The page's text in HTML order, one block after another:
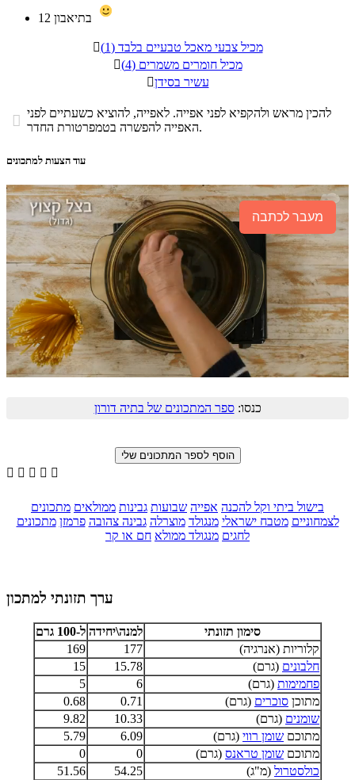
12

מכיל צבעי מאכל טבעיים בלבד (1)

מכיל חומרים משמרים (4)
עשיר בסידן
 להכין מראש ולהקפיא לפני אפייה. לאפייה, להוציא כשעתיים לפני
האפייה להפשרה בטמפרטורת החדר.
עוד הצעות למתכונים
מעבר לכתבה
כנסו:ספר המתכונים של בתיה דורון
    
בישול ביתי וקל להכנה אפייה שבועות גבינות ממולאים מתכונים
לצמחוניים מטבח ישראלי מנגולד מוצרלה גבינה צהובה פרמזן מתכונים
לחגים מנגולד ממולא חם או קר
ערך תזונתי למתכון
סימון תזונתי למנה\יחידה ל-100 גרם
קלוריות (אנרגיה)
177
169
חלבונים (גרם) 15.78
15
פחמימות (גרם) 6
5
מתוכן סוכרים (גרם) 0.71
0.68
שומנים (גרם) 10.33
9.82
מתוכם שומן רווי (גרם) 6.09
5.79
מתוכם שומן טראנס (גרם) 0
0
כולסטרול (מ"ג) 54.25
51.56